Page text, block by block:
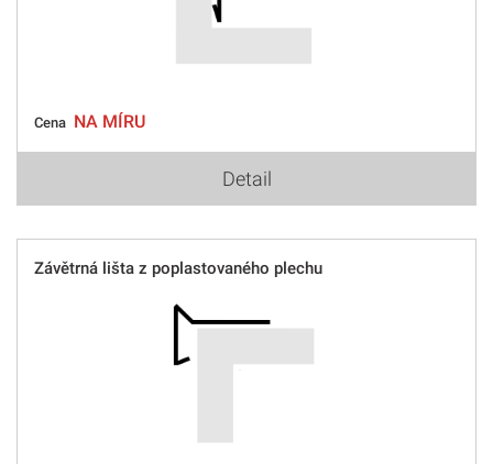
Cena NA MÍRU
Detail
Závětrná lišta z poplastovaného plechu